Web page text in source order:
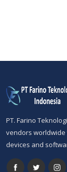
PT. Farino
vendors
devices and